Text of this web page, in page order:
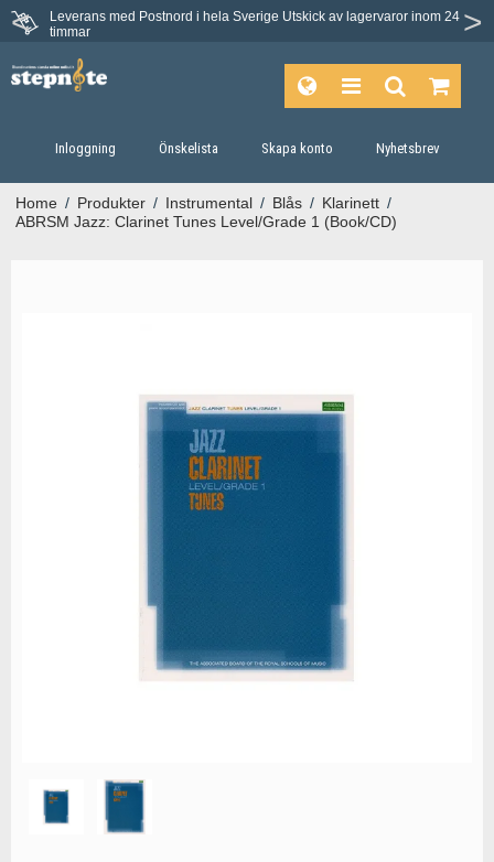
Leverans med Postnord i hela Sverige Utskick av lagervaror inom 24
timmar
Du har 30 dagars ångerrätt.
Inloggning Önskelista Skapa konto Nyhetsbrev
Home / Produkter / Instrumental / Blås / Klarinett /
ABRSM Jazz: Clarinet Tunes Level/Grade 1 (Book/CD)